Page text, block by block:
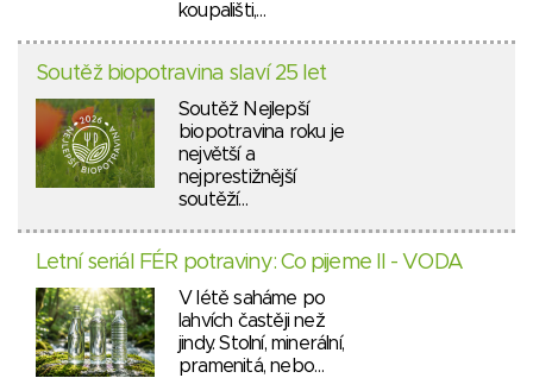
koupališti,…
Soutěž biopotravina slaví 25 let
Soutěž Nejlepší
biopotravina roku je
největší a
nejprestižnější
soutěží…
Letní seriál FÉR potraviny: Co pijeme II - VODA
V létě saháme po
lahvích častěji než
jindy. Stolní, minerální,
pramenitá, nebo…